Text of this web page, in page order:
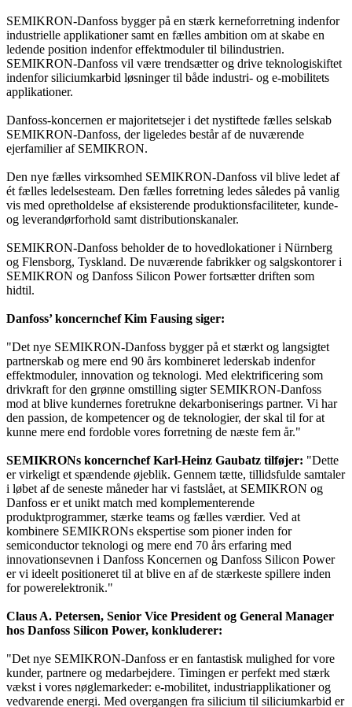
SEMIKRON-Danfoss bygger på en stærk kerneforretning indenfor
industrielle applikationer samt en fælles ambition om at skabe en
ledende position indenfor effektmoduler til bilindustrien.
SEMIKRON-Danfoss vil være trendsætter og drive teknologiskiftet
indenfor siliciumkarbid løsninger til både industri- og e-mobilitets
applikationer.
Danfoss-koncernen er majoritetsejer i det nystiftede fælles selskab
SEMIKRON-Danfoss, der ligeledes består af de nuværende
ejerfamilier af SEMIKRON.
Den nye fælles virksomhed SEMIKRON-Danfoss vil blive ledet af
ét fælles ledelsesteam. Den fælles forretning ledes således på vanlig
vis med opretholdelse af eksisterende produktionsfaciliteter, kunde-
og leverandørforhold samt distributionskanaler.
SEMIKRON-Danfoss beholder de to hovedlokationer i Nürnberg
og Flensborg, Tyskland. De nuværende fabrikker og salgskontorer i
SEMIKRON og Danfoss Silicon Power fortsætter driften som
hidtil.
Danfoss’ koncernchef Kim Fausing siger:
"Det nye SEMIKRON-Danfoss bygger på et stærkt og langsigtet
partnerskab og mere end 90 års kombineret lederskab indenfor
effektmoduler, innovation og teknologi. Med elektrificering som
drivkraft for den grønne omstilling sigter SEMIKRON-Danfoss
mod at blive kundernes foretrukne dekarboniserings partner. Vi har
den passion, de kompetencer og de teknologier, der skal til for at
kunne mere end fordoble vores forretning de næste fem år."
SEMIKRONs koncernchef Karl-Heinz Gaubatz tilføjer: "Dette
er virkeligt et spændende øjeblik. Gennem tætte, tillidsfulde samtaler
i løbet af de seneste måneder har vi fastslået, at SEMIKRON og
Danfoss er et unikt match med komplementerende
produktprogrammer, stærke teams og fælles værdier. Ved at
kombinere SEMIKRONs ekspertise som pioner inden for
semiconductor teknologi og mere end 70 års erfaring med
innovationsevnen i Danfoss Koncernen og Danfoss Silicon Power
er vi ideelt positioneret til at blive en af de stærkeste spillere inden
for powerelektronik."
Claus A. Petersen, Senior Vice President og General Manager
hos Danfoss Silicon Power, konkluderer:
"Det nye SEMIKRON-Danfoss er en fantastisk mulighed for vore
kunder, partnere og medarbejdere. Timingen er perfekt med stærk
vækst i vores nøglemarkeder: e-mobilitet, industriapplikationer og
vedvarende energi. Med overgangen fra silicium til siliciumkarbid er